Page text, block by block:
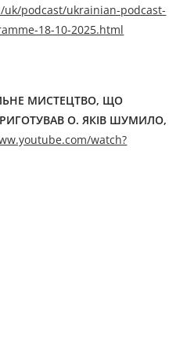
podcast/ukrainian-podcast-
18-10-2025.html
МИСТЕЦТВО, ЩО
О. ЯКІВ ШУМИЛО,
watch?